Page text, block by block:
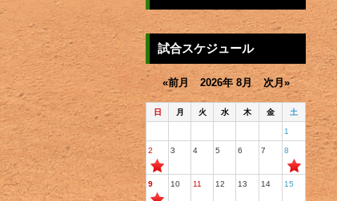
試合スケジュール
«前月 2026年 8月 次月»
日 月 火 水 木 金 土
1
2 3 4 5 6 7 8
9 10 11 12 13 14 15